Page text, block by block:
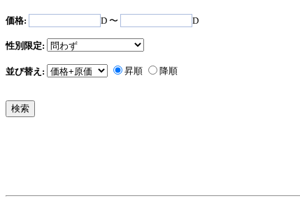
価格: D 〜 D
性別限定:
並び替え: 昇順 降順